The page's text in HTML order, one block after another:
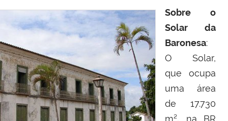
Sobre o
Solar da
Baronesa:
O Solar,
que ocupa
uma área
de 17.730